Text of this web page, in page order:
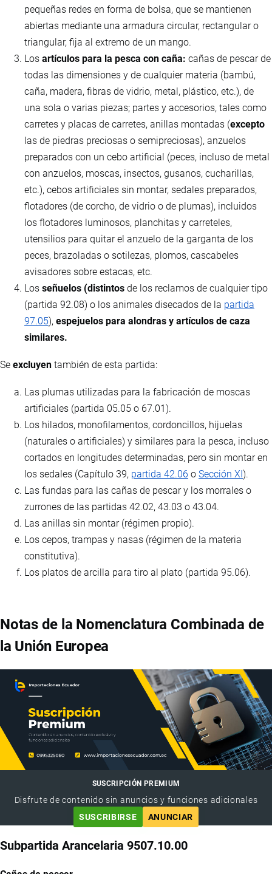
pequeñas redes en forma de bolsa, que se mantienen
abiertas mediante una armadura circular, rectangular o
triangular, fija al extremo de un mango.
Los artículos para la pesca con caña: cañas de pescar de
todas las dimensiones y de cualquier materia (bambú,
caña, madera, fibras de vidrio, metal, plástico, etc.), de
una sola o varias piezas; partes y accesorios, tales como
carretes y placas de carretes, anillas montadas (excepto
las de piedras preciosas o semipreciosas), anzuelos
preparados con un cebo artificial (peces, incluso de metal
con anzuelos, moscas, insectos, gusanos, cucharillas,
etc.), cebos artificiales sin montar, sedales preparados,
flotadores (de corcho, de vidrio o de plumas), incluidos
los flotadores luminosos, planchitas y carreteles,
utensilios para quitar el anzuelo de la garganta de los
peces, brazoladas o sotilezas, plomos, cascabeles
avisadores sobre estacas, etc.
Los señuelos (distintos de los reclamos de cualquier tipo
(partida 92.08) o los animales disecados de la partida
97.05), espejuelos para alondras y artículos de caza
similares.
Se excluyen también de esta partida:
Las plumas utilizadas para la fabricación de moscas
artificiales (partida 05.05 o 67.01).
Los hilados, monofilamentos, cordoncillos, hijuelas
(naturales o artificiales) y similares para la pesca, incluso
cortados en longitudes determinadas, pero sin montar en
los sedales (Capítulo 39, partida 42.06 o Sección XI ).
Las fundas para las cañas de pescar y los morrales o
zurrones de las partidas 42.02, 43.03 o 43.04.
Las anillas sin montar (régimen propio).
Los cepos, trampas y nasas (régimen de la materia
constitutiva).
Los platos de arcilla para tiro al plato (partida 95.06).
Notas de la Nomenclatura Combinada de
la Unión Europea
SUSCRIPCIÓN PREMIUM
Disfrute de contenido sin anuncios y funciones adicionales
SUSCRIBIRSE
ANUNCIAR
Subpartida Arancelaria 9507.10.00